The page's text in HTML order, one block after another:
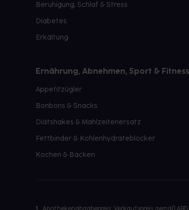
Beruhigung, Schlaf & Stress
Diabetes
Erkältung
Ernährung, Abnehmen, Sport & Fitness
Appetitzügler
Bonbons & Snacks
Diätshakes & Mahlzeitenersatz
Fettbinder & Kohlenhydrateblocker
Kochen & Backen
1 Apothekenabgabepreis: Verkaufspreis gemäß